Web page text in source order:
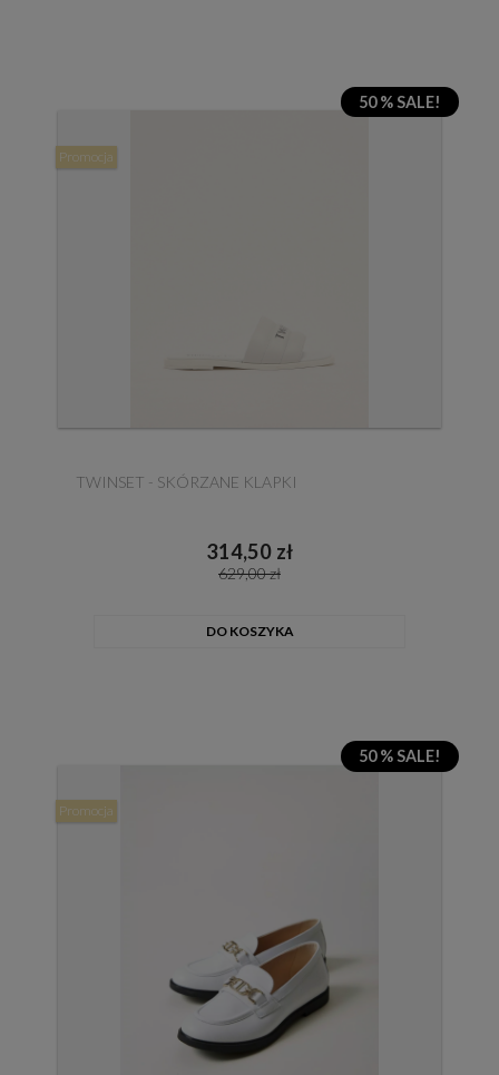
50 % SALE!
TWINSET - SKÓRZANE KLAPKI
314,50 zł
629,00 zł
DO KOSZYKA
Promocja
50 % SALE!
Promocja